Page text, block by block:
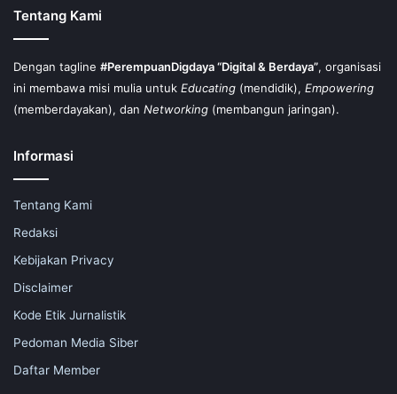
Tentang Kami
Dengan tagline #PerempuanDigdaya “Digital & Berdaya”, organisasi
ini membawa misi mulia untuk Educating (mendidik), Empowering
(memberdayakan), dan Networking (membangun jaringan).
Informasi
Tentang Kami
Redaksi
Kebijakan Privacy
Disclaimer
Kode Etik Jurnalistik
Pedoman Media Siber
Daftar Member